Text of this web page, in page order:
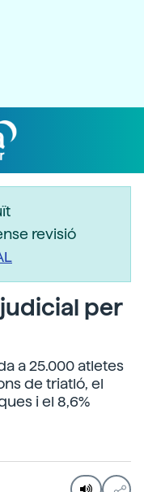
revisió
per
a 25.000 atletes
de triatló, el
i el 8,6%